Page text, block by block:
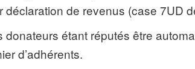
déclaration de revenus (case 7UD
donateurs étant réputés être
d’adhérents.